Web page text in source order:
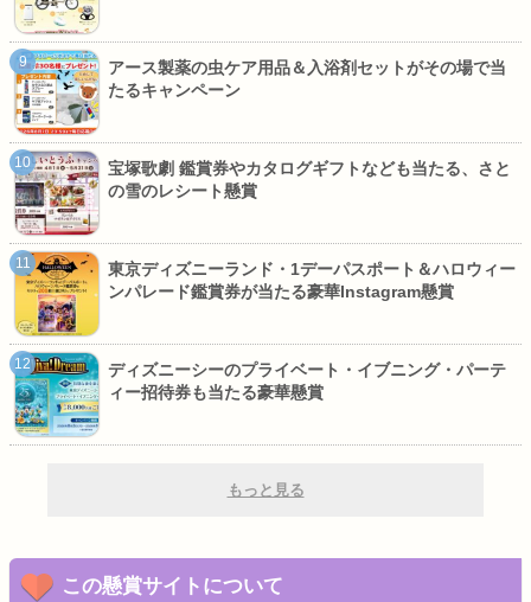
アース製薬の虫ケア用品＆入浴剤セットがその場で当
たるキャンペーン
宝塚歌劇 鑑賞券やカタログギフトなども当たる、さと
の雪のレシート懸賞
東京ディズニーランド・1デーパスポート＆ハロウィー
ンパレード鑑賞券が当たる豪華Instagram懸賞
ディズニーシーのプライベート・イブニング・パーテ
ィー招待券も当たる豪華懸賞
もっと見る
この懸賞サイトについて